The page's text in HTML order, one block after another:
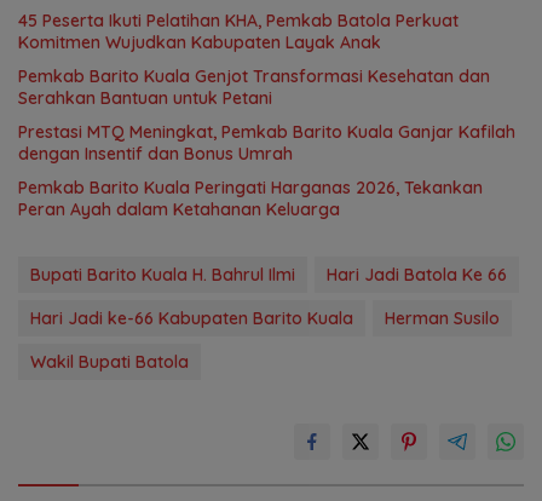
45 Peserta Ikuti Pelatihan KHA, Pemkab Batola Perkuat
Komitmen Wujudkan Kabupaten Layak Anak
Pemkab Barito Kuala Genjot Transformasi Kesehatan dan
Serahkan Bantuan untuk Petani
Prestasi MTQ Meningkat, Pemkab Barito Kuala Ganjar Kafilah
dengan Insentif dan Bonus Umrah
Pemkab Barito Kuala Peringati Harganas 2026, Tekankan
Peran Ayah dalam Ketahanan Keluarga
Bupati Barito Kuala H. Bahrul Ilmi
Hari Jadi Batola Ke 66
Hari Jadi ke-66 Kabupaten Barito Kuala
Herman Susilo
Wakil Bupati Batola